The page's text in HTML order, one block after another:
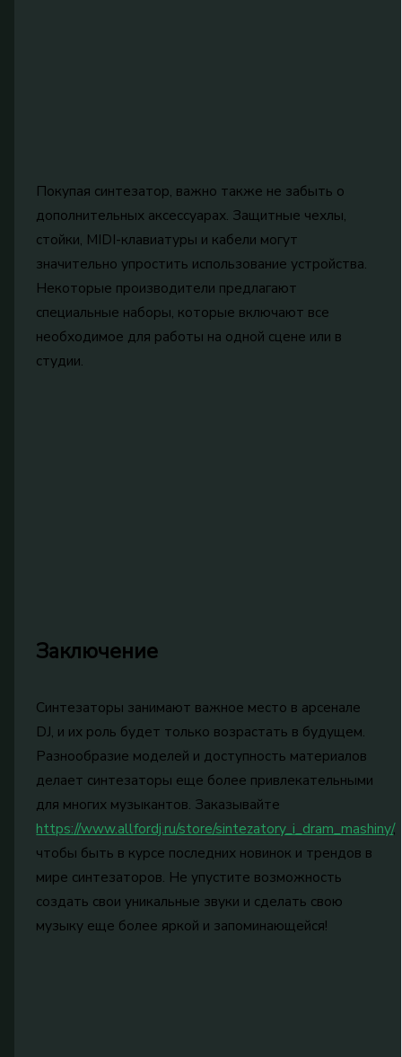
Покупая синтезатор, важно также не забыть о
дополнительных аксессуарах. Защитные чехлы,
стойки, MIDI-клавиатуры и кабели могут
значительно упростить использование устройства.
Некоторые производители предлагают
специальные наборы, которые включают все
необходимое для работы на одной сцене или в
студии.
Заключение
Синтезаторы занимают важное место в арсенале
DJ, и их роль будет только возрастать в будущем.
Разнообразие моделей и доступность материалов
делает синтезаторы еще более привлекательными
для многих музыкантов. Заказывайте
https://www.allfordj.ru/store/sintezatory_i_dram_mashiny/,
чтобы быть в курсе последних новинок и трендов в
мире синтезаторов. Не упустите возможность
создать свои уникальные звуки и сделать свою
музыку еще более яркой и запоминающейся!